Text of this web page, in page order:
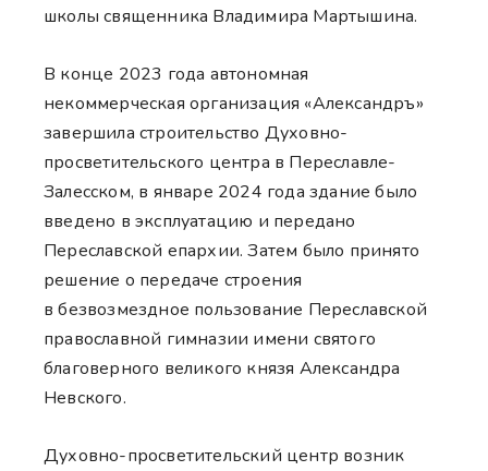
школы священника Владимира Мартышина.
В конце 2023 года автономная
некоммерческая организация «Александръ»
завершила строительство Духовно-
просветительского центра в Переславле-
Залесском, в январе 2024 года здание было
введено в эксплуатацию и передано
Переславской епархии. Затем было принято
решение о передаче строения
в безвозмездное пользование Переславской
православной гимназии имени святого
благоверного великого князя Александра
Невского.
Духовно-просветительский центр возник